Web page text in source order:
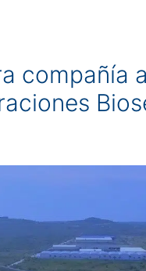
compañía